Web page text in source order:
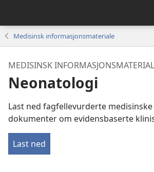
Medisinsk informasjonsmateriale
MEDISINSK
Neonatologi
Last ned fagfellevurderte
dokumenter om evidensbaserte
Last ned